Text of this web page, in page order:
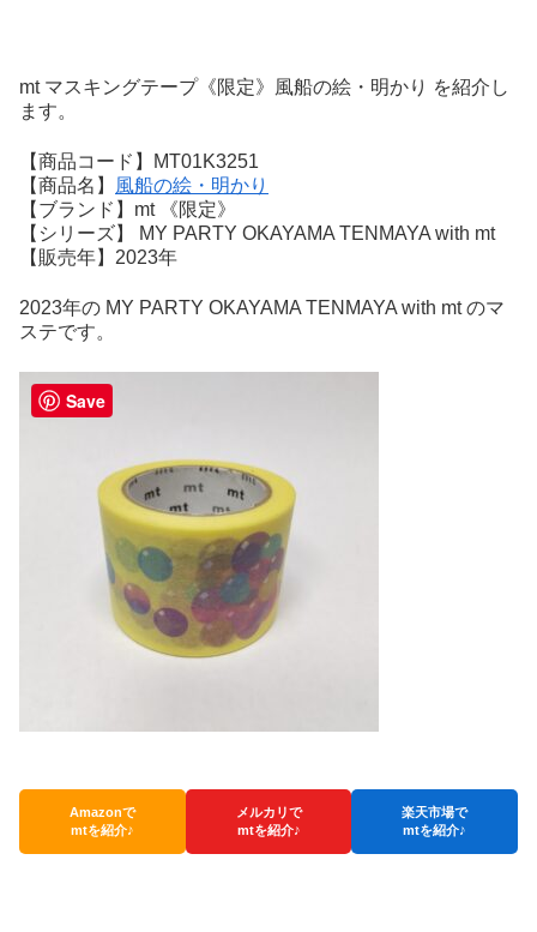
mt マスキングテープ《限定》風船の絵・明かり を紹介し
ます。
【商品コード】MT01K3251
【商品名】
風船の絵・明かり
【ブランド】mt 《限定》
【シリーズ】 MY PARTY OKAYAMA TENMAYA with mt
【販売年】2023年
2023年の MY PARTY OKAYAMA TENMAYA with mt のマ
ステです。
Amazonで
mtを紹介♪
メルカリで
mtを紹介♪
楽天市場で
mtを紹介♪
Save